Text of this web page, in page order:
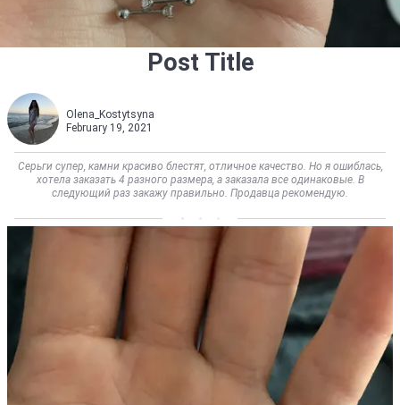
Post Title
Olena_Kostytsyna
February 19, 2021
Серьги супер, камни красиво блестят, отличное качество. Но я ошиблась,
хотела заказать 4 разного размера, а заказала все одинаковые. В
следующий раз закажу правильно. Продавца рекомендую.